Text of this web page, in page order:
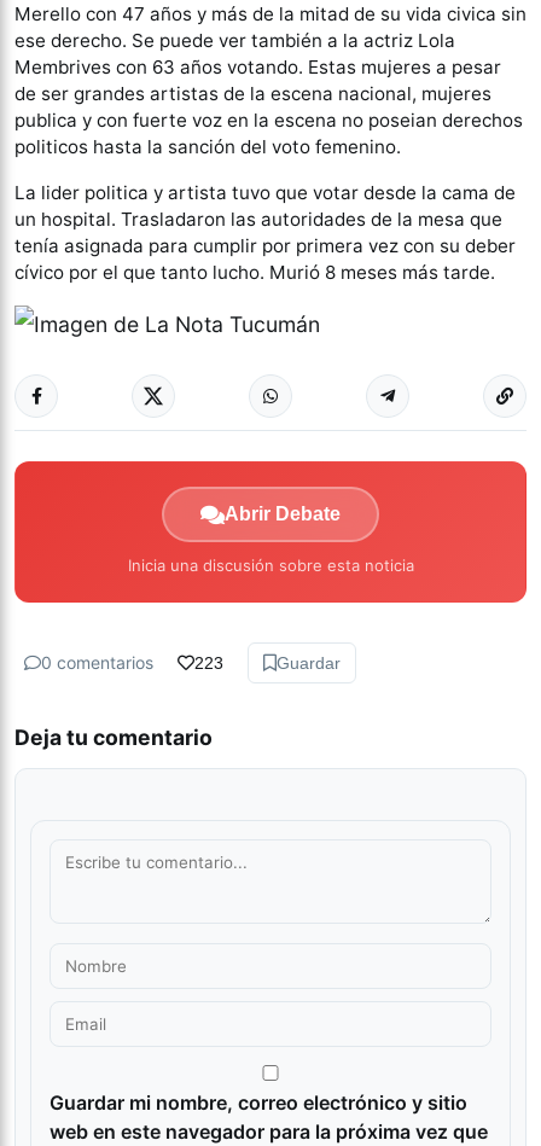
Merello con 47 años y más de la mitad de su vida civica sin
ese derecho. Se puede ver también a la actriz Lola
Membrives con 63 años votando. Estas mujeres a pesar
de ser grandes artistas de la escena nacional, mujeres
publica y con fuerte voz en la escena no poseian derechos
politicos hasta la sanción del voto femenino.
La lider politica y artista tuvo que votar desde la cama de
un hospital. Trasladaron las autoridades de la mesa que
tenía asignada para cumplir por primera vez con su deber
cívico por el que tanto lucho. Murió 8 meses más tarde.
Abrir Debate
Inicia una discusión sobre esta noticia
0 comentarios 223 Guardar
Deja tu comentario
Guardar mi nombre, correo electrónico y sitio
web en este navegador para la próxima vez que